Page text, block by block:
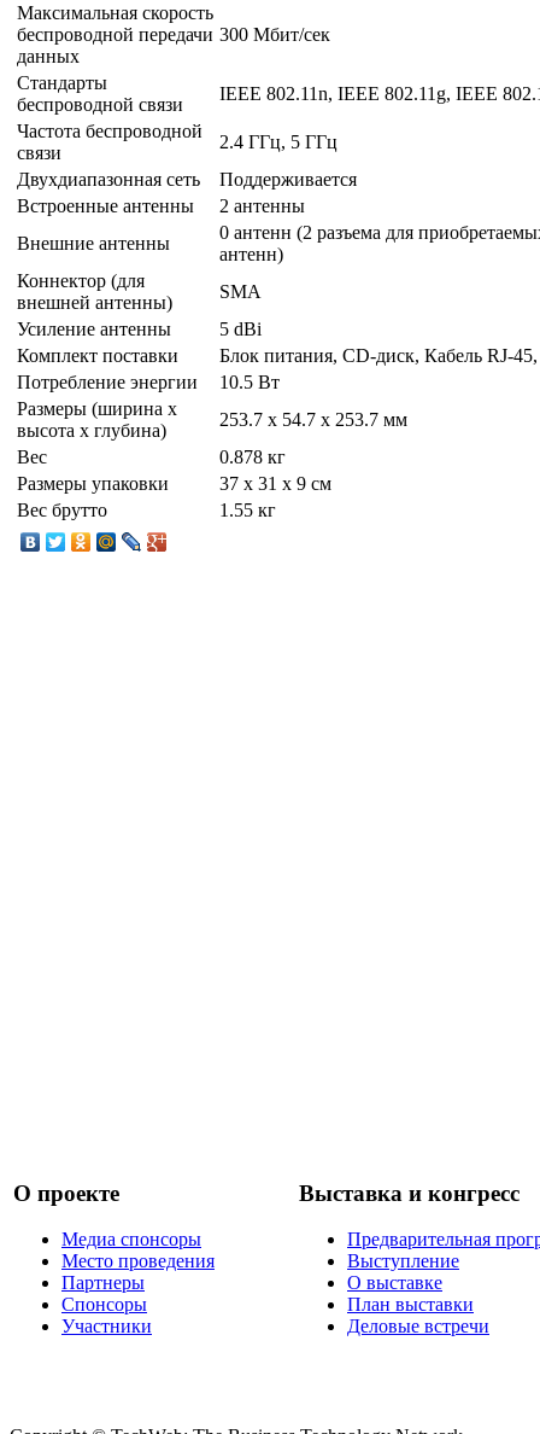
Максимальная скорость
беспроводной передачи
данных
300 Мбит/сек
Стандарты
беспроводной связи
IEEE 802.11n, IEEE 802.11g, IEEE
Частота беспроводной
связи
2.4 ГГц, 5 ГГц
Двухдиапазонная сеть
Поддерживается
Встроенные антенны
2 антенны
Внешние антенны
0 антенн (2 разъема для
антенн)
Коннектор (для
внешней антенны)
SMA
Усиление антенны
5 dBi
Комплект поставки
Блок питания, CD-диск, Кабель RJ-
Потребление энергии
10.5 Вт
Размеры (ширина х
высота х глубина)
253.7 x 54.7 x 253.7 мм
Вес
0.878 кг
Размеры упаковки
37 x 31 x 9 см
Вес брутто
1.55 кг
О проекте
Медиа спонсоры
Место проведения
Партнеры
Спонсоры
Участники
Выставка и конгресс
Предварительная
Выступление
О выставке
План выставки
Деловые встречи